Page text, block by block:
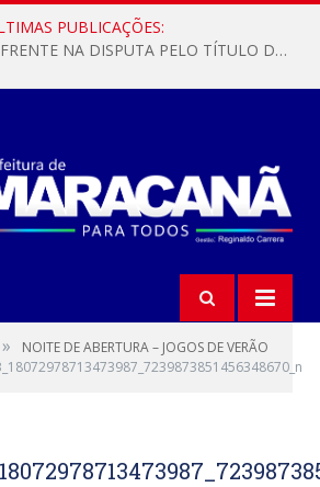
PUBLICAÇÕES:
MARACANÃ SAI NA FRENTE NA DISPUTA PELO TÍTULO DA COPA PARÁ SUB-17!
»
NOITE DE ABERTURA – JOGOS DE VERÃO